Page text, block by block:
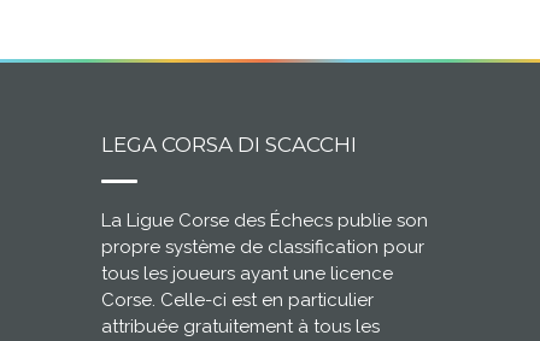
LEGA CORSA DI SCACCHI
La Ligue Corse des Échecs publie son
propre système de classification pour
tous les joueurs ayant une licence
Corse. Celle-ci est en particulier
attribuée gratuitement à tous les